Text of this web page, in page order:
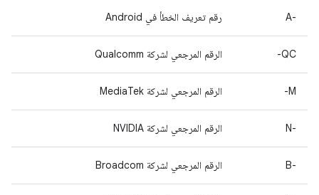
A-‎ رقم تعريف الخطأ في Android
QC- الرقم المرجعي لشركة Qualcomm
M- الرقم المرجعي لشركة MediaTek
‫N-‎ الرقم المرجعي لشركة NVIDIA
B-‎ الرقم المرجعي لشركة Broadcom